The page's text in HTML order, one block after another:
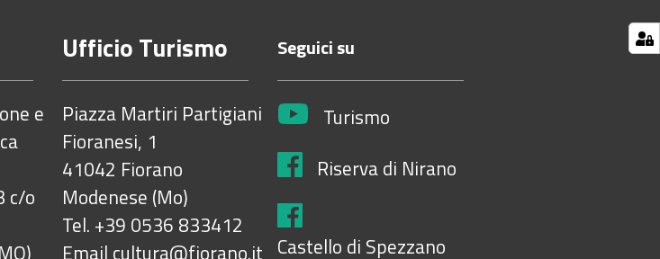
e
c/o
Ufficio Turismo
Piazza Martiri Partigiani
Fioranesi, 1
41042 Fiorano
Modenese (Mo)
Tel. +39 0536 833412
Email cultura@fiorano.it
Seguici su
Turismo
Riserva di Nirano
Castello di Spezzano